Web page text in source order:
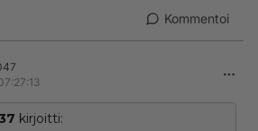
Kommentoi
kirjoitti: